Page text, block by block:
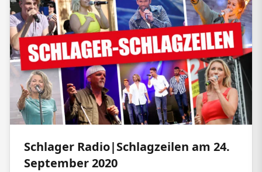
Schlager Radio|Schlagzeilen am 24.
September 2020